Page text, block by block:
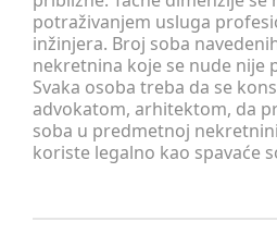
potraživanjem usluga
inžinjera. Broj soba
nekretnina koje se nude nije
Svaka osoba treba da se
advokatom, arhitektom, da
soba u predmetnoj
koriste legalno kao spavaće